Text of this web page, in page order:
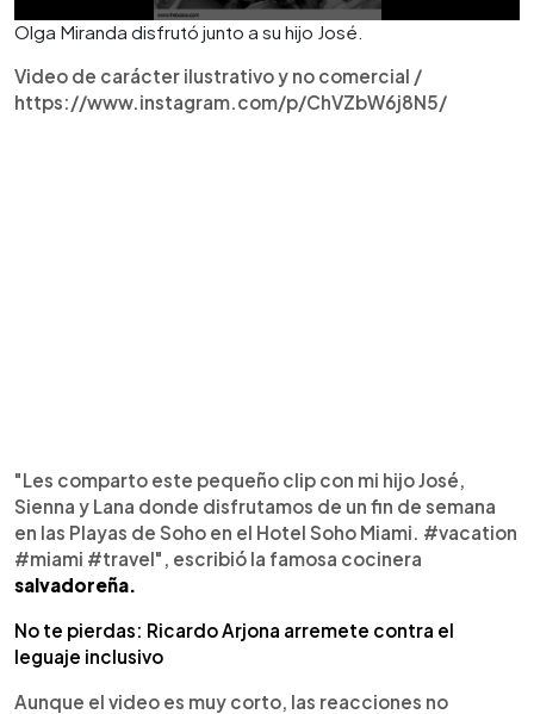
Olga Miranda disfrutó junto a su hijo José.
Video de carácter ilustrativo y no comercial /
https://www.instagram.com/p/ChVZbW6j8N5/
"Les comparto este pequeño clip con mi hijo José,
Sienna y Lana donde disfrutamos de un fin de semana
en las Playas de Soho en el Hotel Soho Miami. #vacation
#miami #travel", escribió la famosa cocinera
salvadoreña.
No te pierdas: Ricardo Arjona arremete contra el
leguaje inclusivo
Aunque el video es muy corto, las reacciones no